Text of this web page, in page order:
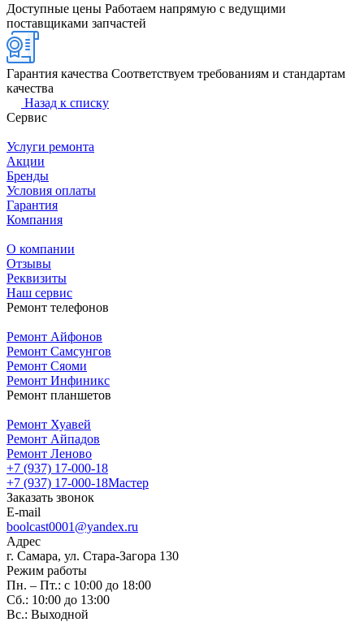
Доступные цены Работаем напрямую с ведущими
поставщиками запчастей
Гарантия качества Соответствуем требованиям и стандартам
качества
Назад к списку
Сервис
Услуги ремонта
Акции
Бренды
Условия оплаты
Гарантия
Компания
О компании
Отзывы
Реквизиты
Наш сервис
Ремонт телефонов
Ремонт Айфонов
Ремонт Самсунгов
Ремонт Сяоми
Ремонт Инфиникс
Ремонт планшетов
Ремонт Хуавей
Ремонт Айпадов
Ремонт Леново
+7 (937) 17-000-18
+7 (937) 17-000-18Мастер
Заказать звонок
E-mail
boolcast0001@yandex.ru
Адрес
г. Самара, ул. Стара-Загора 130
Режим работы
Пн. – Пт.: с 10:00 до 18:00
Сб.: 10:00 до 13:00
Вс.: Выходной